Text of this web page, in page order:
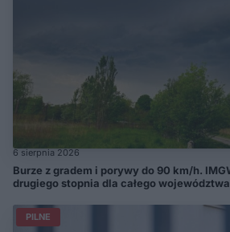
6 sierpnia 2026
Burze z gradem i porywy do 90 km/h.
drugiego stopnia dla całego województwa
PILNE